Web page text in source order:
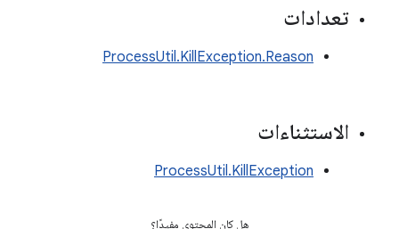
تعدادات
ProcessUtil.KillException.Reason
الاستثناءات
ProcessUtil.KillException
هل كان المحتوى مفيدًا؟